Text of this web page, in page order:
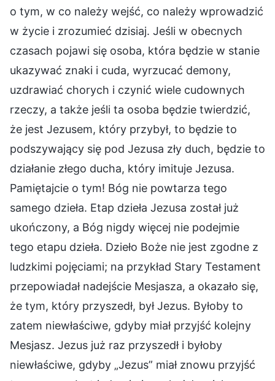
o tym, w co należy wejść, co należy wprowadzić
w życie i zrozumieć dzisiaj. Jeśli w obecnych
czasach pojawi się osoba, która będzie w stanie
ukazywać znaki i cuda, wyrzucać demony,
uzdrawiać chorych i czynić wiele cudownych
rzeczy, a także jeśli ta osoba będzie twierdzić,
że jest Jezusem, który przybył, to będzie to
podszywający się pod Jezusa zły duch, będzie to
działanie złego ducha, który imituje Jezusa.
Pamiętajcie o tym! Bóg nie powtarza tego
samego dzieła. Etap dzieła Jezusa został już
ukończony, a Bóg nigdy więcej nie podejmie
tego etapu dzieła. Dzieło Boże nie jest zgodne z
ludzkimi pojęciami; na przykład Stary Testament
przepowiadał nadejście Mesjasza, a okazało się,
że tym, który przyszedł, był Jezus. Byłoby to
zatem niewłaściwe, gdyby miał przyjść kolejny
Mesjasz. Jezus już raz przyszedł i byłoby
niewłaściwe, gdyby „Jezus” miał znowu przyjść